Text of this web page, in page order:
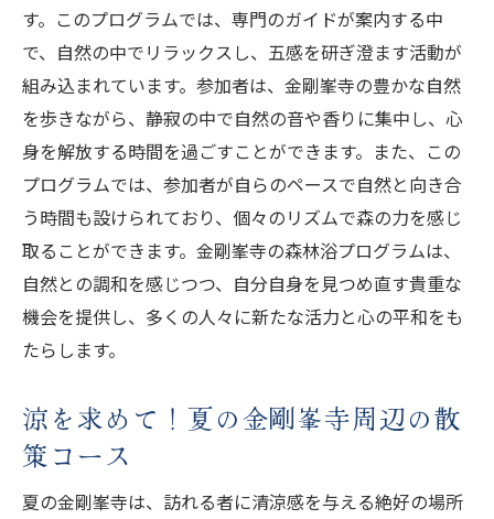
す。このプログラムでは、専門のガイドが案内する中
で、自然の中でリラックスし、五感を研ぎ澄ます活動が
組み込まれています。参加者は、金剛峯寺の豊かな自然
を歩きながら、静寂の中で自然の音や香りに集中し、心
身を解放する時間を過ごすことができます。また、この
プログラムでは、参加者が自らのペースで自然と向き合
う時間も設けられており、個々のリズムで森の力を感じ
取ることができます。金剛峯寺の森林浴プログラムは、
自然との調和を感じつつ、自分自身を見つめ直す貴重な
機会を提供し、多くの人々に新たな活力と心の平和をも
たらします。
涼を求めて！夏の金剛峯寺周辺の散
策コース
夏の金剛峯寺は、訪れる者に清涼感を与える絶好の場所